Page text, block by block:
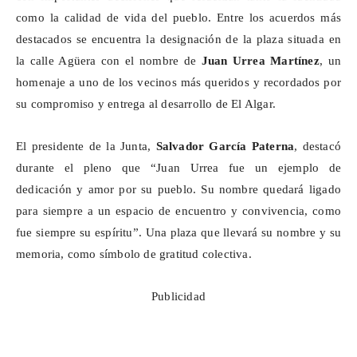
como la calidad de vida del pueblo. Entre los acuerdos más
destacados se encuentra la designación de la plaza situada en
la calle Agüera con el nombre de Juan Urrea Martínez, un
homenaje a uno de los vecinos más queridos y recordados por
su compromiso y entrega al desarrollo de El Algar.
El presidente de la Junta, Salvador García Paterna, destacó
durante el pleno que “Juan Urrea fue un ejemplo de
dedicación y amor por su pueblo. Su nombre quedará ligado
para siempre a un espacio de encuentro y convivencia, como
fue siempre su espíritu”. Una plaza que llevará su nombre y su
memoria, como símbolo de gratitud colectiva.
Publicidad